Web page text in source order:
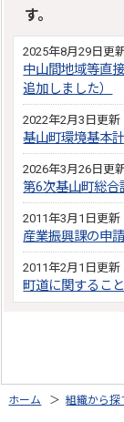
す。
2025年8月29日更
中山間地域等直
追加しました）
2022年2月3日更新
基山町環境基本
2026年3月26日更
第6次基山町総合
2011年3月1日更新
産業振興課の申
2011年2月1日更新
町道に関すること
ホーム ＞組織から探